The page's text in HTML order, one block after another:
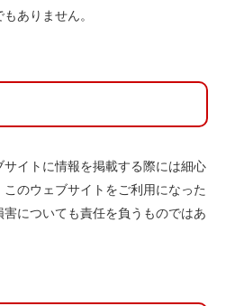
ありません。
イトに情報を掲載する際には細心
のウェブサイトをご利用になった
についても責任を負うものではあ